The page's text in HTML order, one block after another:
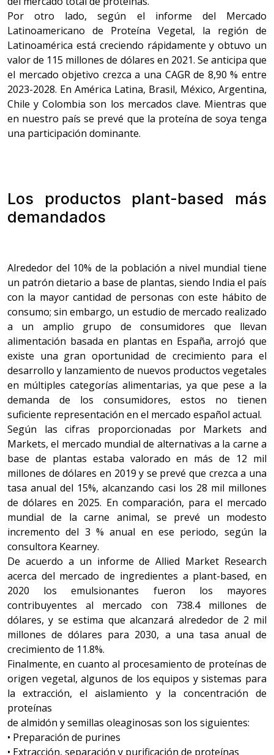
Por otro lado, según el informe del Mercado
Latinoamericano de Proteína Vegetal, la región de
Latinoamérica está creciendo rápidamente y obtuvo un
valor de 115 millones de dólares en 2021. Se anticipa que
el mercado objetivo crezca a una CAGR de 8,90 % entre
2023-2028. En América Latina, Brasil, México, Argentina,
Chile y Colombia son los mercados clave. Mientras que
en nuestro país se prevé que la proteína de soya tenga
una participación dominante.
Los productos plant-based más
demandados
Alrededor del 10% de la población a nivel mundial tiene
un patrón dietario a base de plantas, siendo India el país
con la mayor cantidad de personas con este hábito de
consumo; sin embargo, un estudio de mercado realizado
a un amplio grupo de consumidores que llevan
alimentación basada en plantas en España, arrojó que
existe una gran oportunidad de crecimiento para el
desarrollo y lanzamiento de nuevos productos vegetales
en múltiples categorías alimentarias, ya que pese a la
demanda de los consumidores, estos no tienen
suficiente representación en el mercado español actual.
Según las cifras proporcionadas por Markets and
Markets, el mercado mundial de alternativas a la carne a
base de plantas estaba valorado en más de 12 mil
millones de dólares en 2019 y se prevé que crezca a una
tasa anual del 15%, alcanzando casi los 28 mil millones
de dólares en 2025. En comparación, para el mercado
mundial de la carne animal, se prevé un modesto
incremento del 3 % anual en ese periodo, según la
consultora Kearney.
De acuerdo a un informe de Allied Market Research
acerca del mercado de ingredientes a plant-based, en
2020 los emulsionantes fueron los mayores
contribuyentes al mercado con 738.4 millones de
dólares, y se estima que alcanzará alrededor de 2 mil
millones de dólares para 2030, a una tasa anual de
crecimiento de 11.8%.
Finalmente, en cuanto al procesamiento de proteínas de
origen vegetal, algunos de los equipos y sistemas para
la extracción, el aislamiento y la concentración de
proteínas
de almidón y semillas oleaginosas son los siguientes:
• Preparación de purines
• Extracción, separación y purificación de proteínas